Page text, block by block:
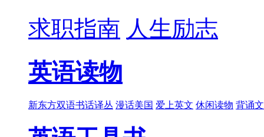
求职指南 人生励志
英语读物
新东方双语书话译丛 漫话美国 爱上英文 休闲读物 背诵